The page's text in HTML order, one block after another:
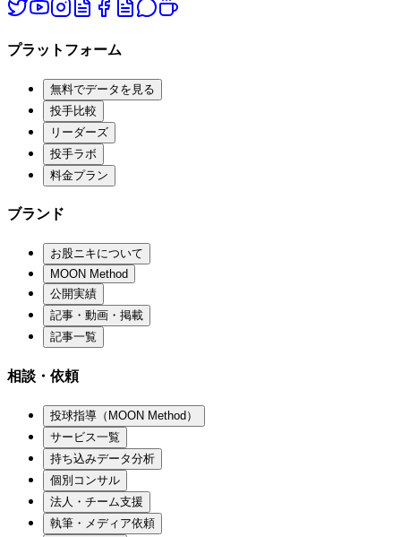
プラットフォーム
無料でデータを見る
投手比較
リーダーズ
投手ラボ
料金プラン
ブランド
お股ニキについて
MOON Method
公開実績
記事・動画・掲載
記事一覧
相談・依頼
投球指導（MOON Method）
サービス一覧
持ち込みデータ分析
個別コンサル
法人・チーム支援
執筆・メディア依頼